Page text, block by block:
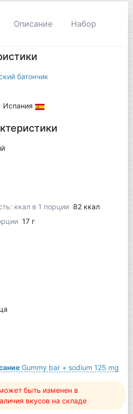
Описание Набор
батончик
Испания
ккал в 1 порции 82 ккал
17 г
Gummy bar + sodium 125 mg
быть изменен в
вкусов на складе